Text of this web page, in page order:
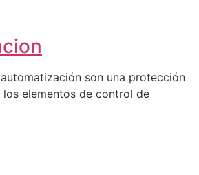
son una protección
elementos de control de